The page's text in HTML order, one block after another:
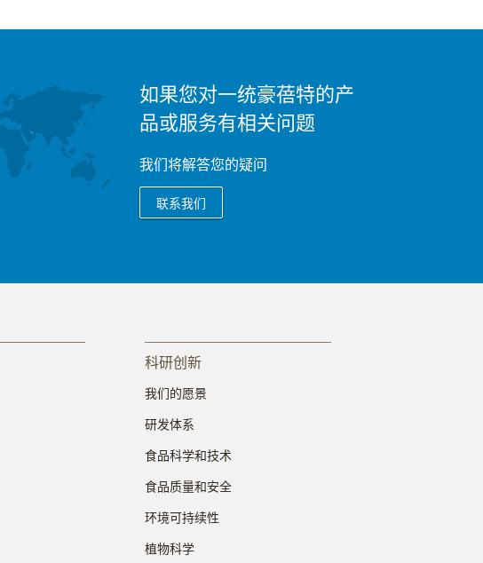
如果您对一统豪蓓特的产
品或服务有相关问题
我们将解答您的疑问
联系我们
科研创新
我们的愿景
研发体系
食品科学和技术
食品质量和安全
环境可持续性
植物科学